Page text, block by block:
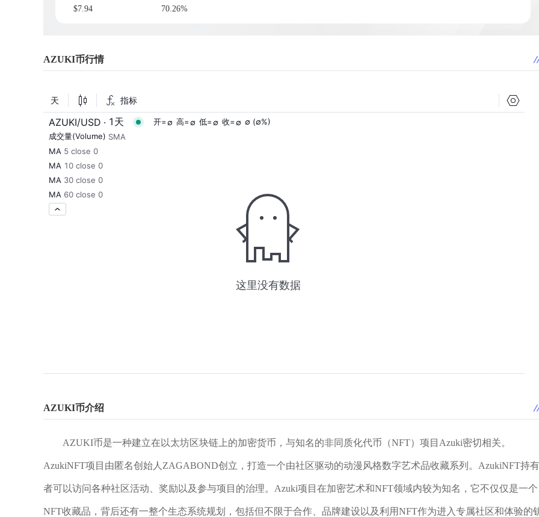
$7.94 70.26%
AZUKI币行情
AZUKI币介绍
AZUKI币是一种建立在以太坊区块链上的加密货币，与知名的非同质化代币（NFT）项目Azuki密切相关。
AzukiNFT项目由匿名创始人ZAGABOND创立，打造一个由社区驱动的动漫风格数字艺术品收藏系列。AzukiNFT持有
者可以访问各种社区活动、奖励以及参与项目的治理。Azuki项目在加密艺术和NFT领域内较为知名，它不仅仅是一个
NFT收藏品，背后还有一整个生态系统规划，包括但不限于合作、品牌建设以及利用NFT作为进入专属社区和体验的